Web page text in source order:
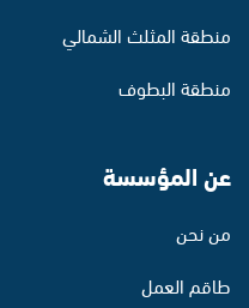
منطقة المثلث الشمالي
منطقة البطوف
عن المؤسسة
من نحن
طاقم العمل